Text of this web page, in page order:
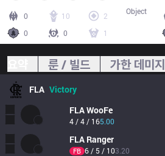
0 10
2
0
0 1
Object
룬 / 빌드 가한 데미지
FLA Victory
FLAWooFe
4 / 4 / 165.00
FLA Ranger
FB 6 / 5 / 103.20